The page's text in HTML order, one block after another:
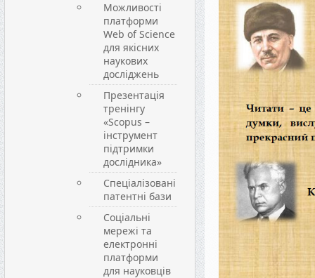
Можливості
платформи
Web of Science
для якісних
наукових
досліджень
Презентація
тренінгу
«Scopus –
інструмент
підтримки
дослідника»
Спеціалізовані
патентні бази
Соціальні
мережі та
електронні
платформи
для науковців